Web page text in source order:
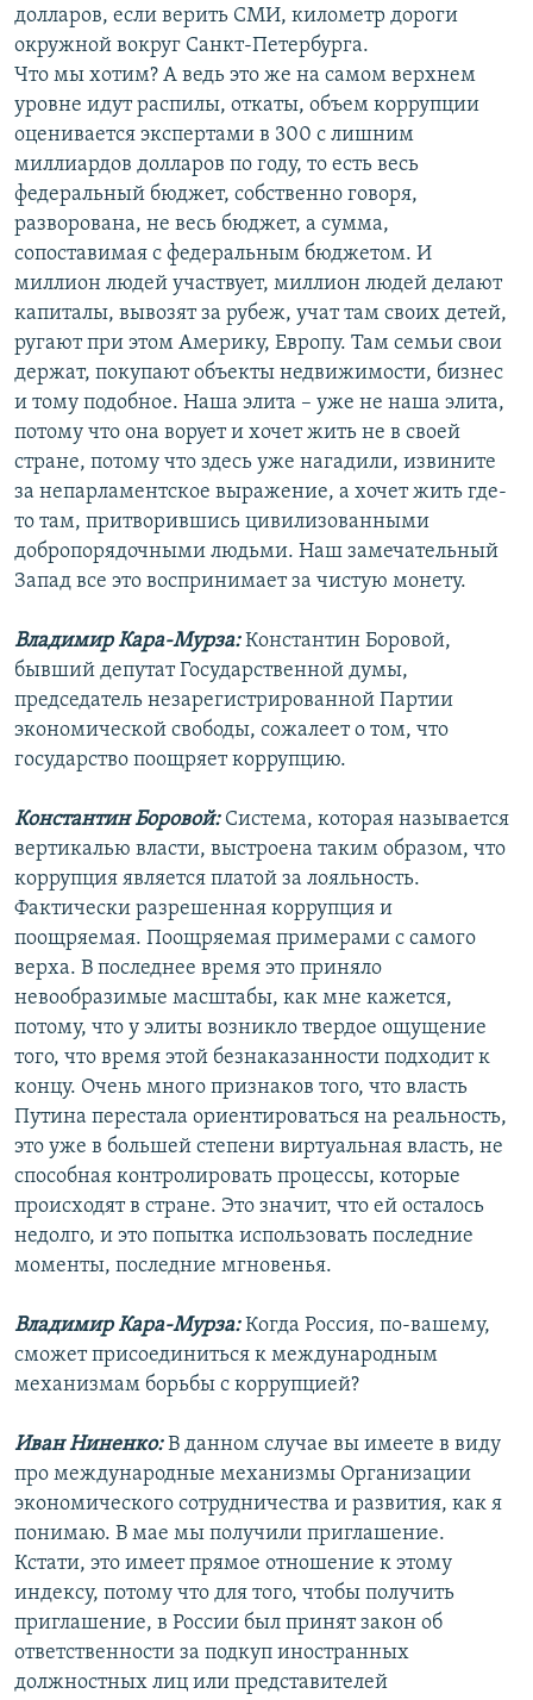
долларов, если верить СМИ, километр дороги
окружной вокруг Санкт-Петербурга.
Что мы хотим? А ведь это же на самом верхнем
уровне идут распилы, откаты, объем коррупции
оценивается экспертами в 300 с лишним
миллиардов долларов по году, то есть весь
федеральный бюджет, собственно говоря,
разворована, не весь бюджет, а сумма,
сопоставимая с федеральным бюджетом. И
миллион людей участвует, миллион людей делают
капиталы, вывозят за рубеж, учат там своих детей,
ругают при этом Америку, Европу. Там семьи свои
держат, покупают объекты недвижимости, бизнес
и тому подобное. Наша элита – уже не наша элита,
потому что она ворует и хочет жить не в своей
стране, потому что здесь уже нагадили, извините
за непарламентское выражение, а хочет жить где-
то там, притворившись цивилизованными
добропорядочными людьми. Наш замечательный
Запад все это воспринимает за чистую монету.
Владимир Кара-Мурза:Константин Боровой,
бывший депутат Государственной думы,
председатель незарегистрированной Партии
экономической свободы, сожалеет о том, что
государство поощряет коррупцию.
Константин Боровой:Система, которая называется
вертикалью власти, выстроена таким образом, что
коррупция является платой за лояльность.
Фактически разрешенная коррупция и
поощряемая. Поощряемая примерами с самого
верха. В последнее время это приняло
невообразимые масштабы, как мне кажется,
потому, что у элиты возникло твердое ощущение
того, что время этой безнаказанности подходит к
концу. Очень много признаков того, что власть
Путина перестала ориентироваться на реальность,
это уже в большей степени виртуальная власть, не
способная контролировать процессы, которые
происходят в стране. Это значит, что ей осталось
недолго, и это попытка использовать последние
моменты, последние мгновенья.
Владимир Кара-Мурза:Когда Россия, по-вашему,
сможет присоединиться к международным
механизмам борьбы с коррупцией?
Иван Ниненко:В данном случае вы имеете в виду
про международные механизмы Организации
экономического сотрудничества и развития, как я
понимаю. В мае мы получили приглашение.
Кстати, это имеет прямое отношение к этому
индексу, потому что для того, чтобы получить
приглашение, в России был принят закон об
ответственности за подкуп иностранных
должностных лиц или представителей